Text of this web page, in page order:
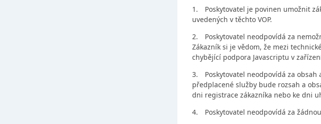
1.
Poskytovatel je povinen umožnit
uvedených v těchto VOP.
2.
Poskytovatel neodpovídá za
Zákazník si je vědom, že mezi
chybějící podpora Javascriptu v
3.
Poskytovatel neodpovídá za
předplacené služby bude rozsah a
dni registrace zákazníka nebo ke dni
4.
Poskytovatel neodpovídá za